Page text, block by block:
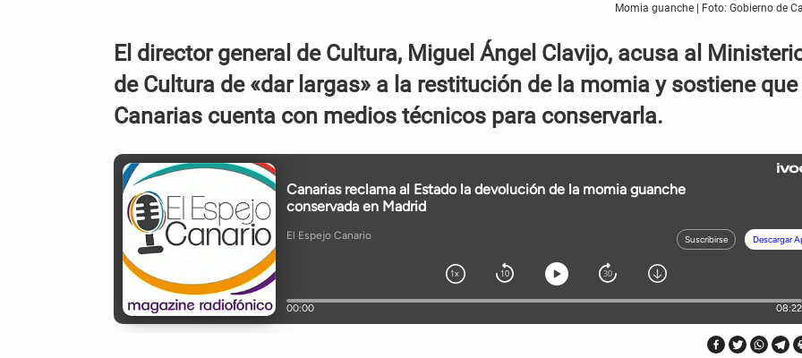
Momia guanche | Foto: Gobierno de
El director general de Cultura, Miguel Ángel Clavijo, acusa al
de Cultura de «dar largas» a la restitución de la momia y sostiene que
Canarias cuenta con medios técnicos para conservarla.